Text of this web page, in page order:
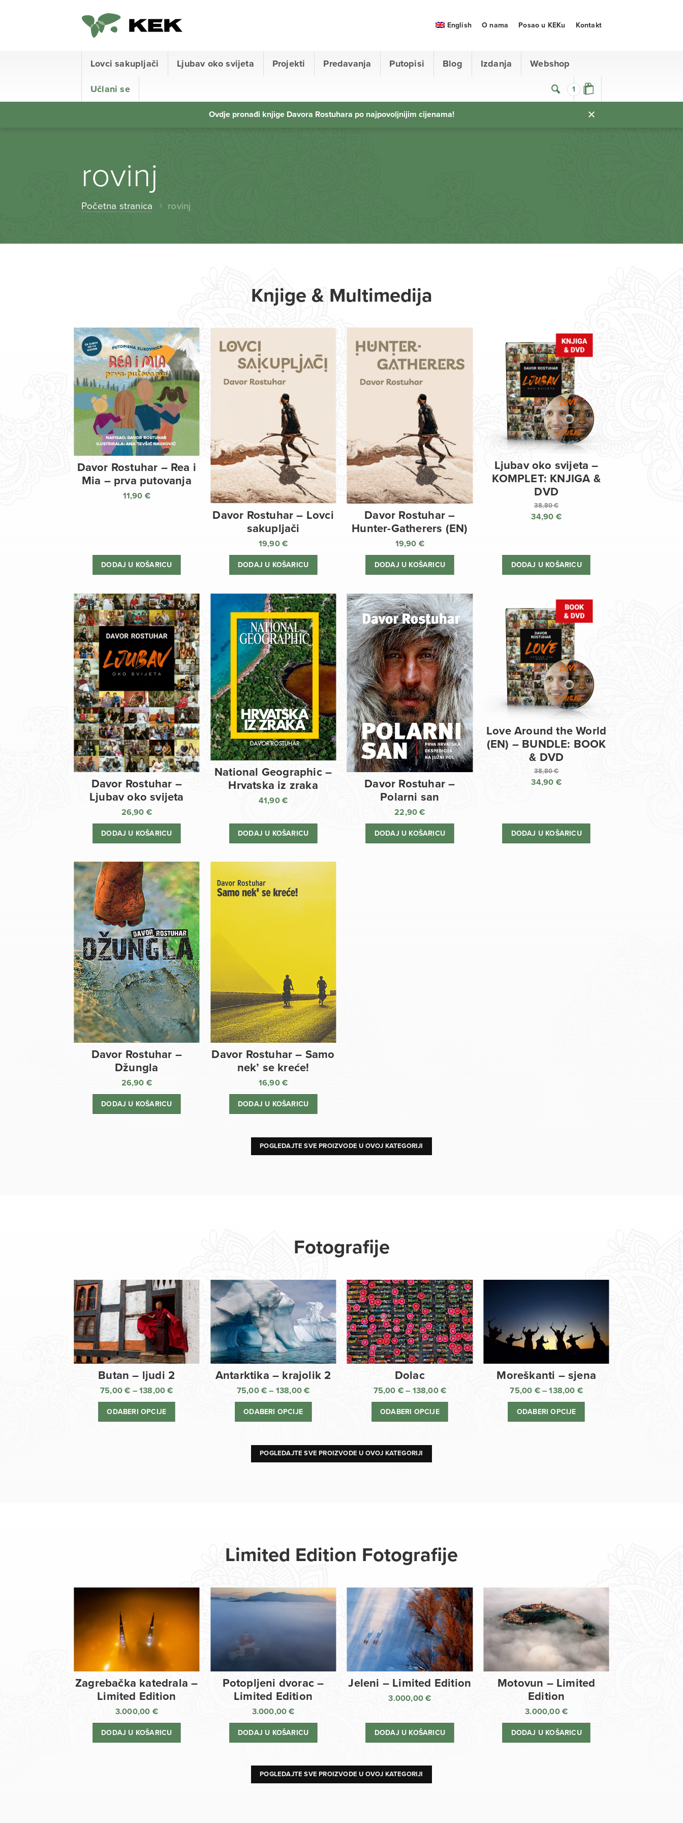
1
Lovci sakupljači Ljubav oko svijeta Projekti Predavanja Putopisi Blog Izdanja Webshop
Učlani se
English O nama Posao u KEKu Kontakt
Ovdje pronađi knjige Davora Rostuhara po najpovoljnijim cijenama!
rovinj
Početna stranica rovinj
Knjige & Multimedija
Davor Rostuhar – Rea i
Mia – prva putovanja
11,90 €
DODAJ U KOŠARICU
Davor Rostuhar – Lovci
sakupljači
19,90€
DODAJ U KOŠARICU
Davor Rostuhar –
Hunter-Gatherers (EN)
19,90 €
DODAJ U KOŠARICU
Ljubav oko svijeta –
KOMPLET: KNJIGA &
DVD
38,80€
Izvorna
je:
38,80 €.
34,90 €
je:
34,90 €.
DODAJ U KOŠARICU
Davor Rostuhar –
Ljubav oko svijeta
26,90 €
DODAJ U KOŠARICU
National Geographic –
Hrvatska iz zraka
41,90€
DODAJ U KOŠARICU
Davor Rostuhar –
Polarni san
22,90€
DODAJ U KOŠARICU
Love Around the World
(EN) – BUNDLE: BOOK
& DVD
38,80€
Izvorna
je:
38,80 €.
34,90 €
je:
34,90 €.
DODAJ U KOŠARICU
Davor Rostuhar –
Džungla
26,90 €
DODAJ U KOŠARICU
Davor Rostuhar – Samo
nek’ se kreće!
16,90€
DODAJ U KOŠARICU
POGLEDAJTE SVE PROIZVODE U OVOJ KATEGORIJI
Fotografije
Butan – ljudi 2
75,00€ – 138,00€
ODABERI OPCIJE
Antarktika – krajolik 2
75,00 € – 138,00€
138,00 €
ODABERI OPCIJE
Dolac
75,00 € – 138,00 €
cijena:
ODABERI OPCIJE
Moreškanti – sjena
75,00 € – 138,00 €Raspon
cijena:
ODABERI OPCIJE
POGLEDAJTE SVE PROIZVODE U OVOJ KATEGORIJI
Limited Edition Fotografije
Zagrebačka katedrala –
Limited Edition
3.000,00 €
DODAJ U KOŠARICU
Potopljeni dvorac –
Limited Edition
3.000,00€
DODAJ U KOŠARICU
Jeleni – Limited Edition
3.000,00€
DODAJ U KOŠARICU
Motovun – Limited
Edition
3.000,00 €
DODAJ U KOŠARICU
POGLEDAJTE SVE PROIZVODE U OVOJ KATEGORIJI